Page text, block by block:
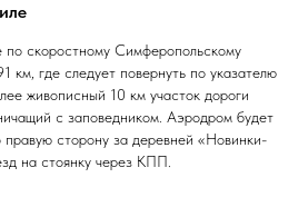
по скоростному Симферопольскому
где следует повернуть по указателю
живописный 10 км участок дороги
с заповедником. Аэродром будет
сторону за деревней «Новинки-
на стоянку через КПП.